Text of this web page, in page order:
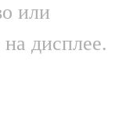
или
дисплее.